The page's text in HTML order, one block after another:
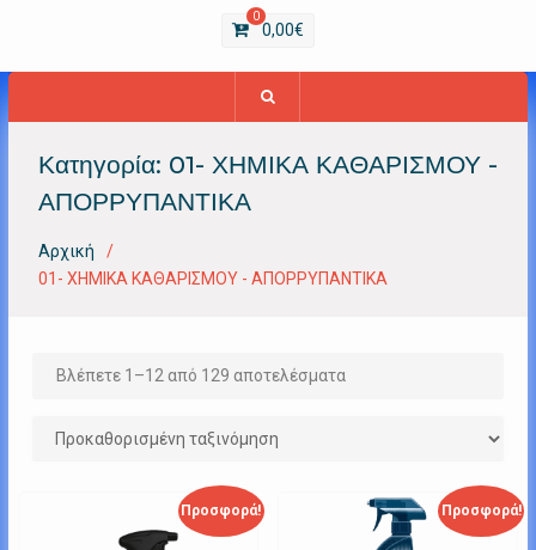
0
0,00€
Κατηγορία: 01- ΧΗΜΙΚΑ ΚΑΘΑΡΙΣΜΟΥ -
ΑΠΟΡΡΥΠΑΝΤΙΚΑ
Αρχική
01- ΧΗΜΙΚΑ ΚΑΘΑΡΙΣΜΟΥ - ΑΠΟΡΡΥΠΑΝΤΙΚΑ
Βλέπετε 1–12 από 129 αποτελέσματα
Προσφορά! Προσφορά!